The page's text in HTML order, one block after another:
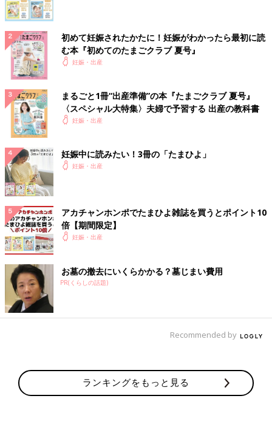
初めて妊娠されたかたに！妊娠がわかったら最初に読
む本『初めてのたまごクラブ 夏号』
妊娠・出産
まるごと1冊“出産準備”の本『たまごクラブ 夏号』
〈スペシャル大特集〉夫婦で予習する 出産の教科書
妊娠・出産
妊娠中に読みたい！3冊の「たまひよ」
妊娠・出産
アカチャンホンポでたまひよ雑誌を買うとポイント10
倍【期間限定】
妊娠・出産
お墓の撤去にいくらかかる？墓じまい費用
PR(くらしの話題)
Recommended by
ランキングをもっと見る